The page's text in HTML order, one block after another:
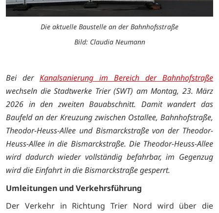
Die aktuelle Baustelle an der Bahnhofsstraße
Bild: Claudia Neumann
Bei der Kanalsanierung im Bereich der Bahnhofstraße
wechseln die Stadtwerke Trier (SWT) am Montag, 23. März
2026 in den zweiten Bauabschnitt. Damit wandert das
Baufeld an der Kreuzung zwischen Ostallee, Bahnhofstraße,
Theodor-Heuss-Allee und Bismarckstraße von der Theodor-
Heuss-Allee in die Bismarckstraße. Die Theodor-Heuss-Allee
wird dadurch wieder vollständig befahrbar, im Gegenzug
wird die Einfahrt in die Bismarckstraße gesperrt.
Umleitungen und Verkehrsführung
Der Verkehr in Richtung Trier Nord wird über die